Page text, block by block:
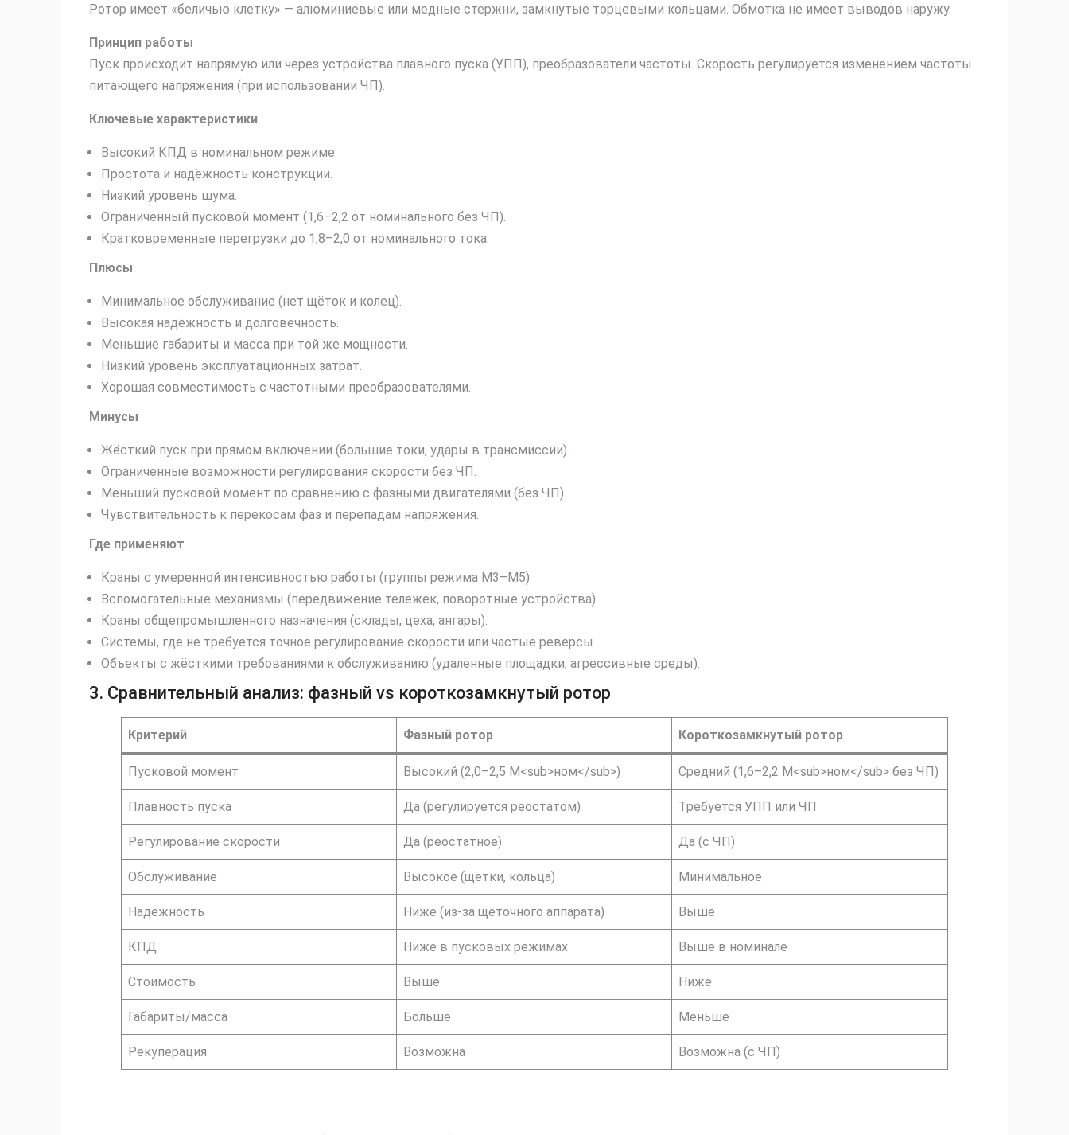
Ротор имеет «беличью клетку» — алюминиевые или медные стержни, замкнутые торцевыми кольцами. Обмотка не имеет выводов наружу.
Принцип работы
Пуск происходит напрямую или через устройства плавного пуска (УПП), преобразователи частоты. Скорость регулируется изменением частоты
питающего напряжения (при использовании ЧП).
Ключевые характеристики
Высокий КПД в номинальном режиме.
Простота и надёжность конструкции.
Низкий уровень шума.
Ограниченный пусковой момент (1,6–2,2 от номинального без ЧП).
Кратковременные перегрузки до 1,8–2,0 от номинального тока.
Плюсы
Минимальное обслуживание (нет щёток и колец).
Высокая надёжность и долговечность.
Меньшие габариты и масса при той же мощности.
Низкий уровень эксплуатационных затрат.
Хорошая совместимость с частотными преобразователями.
Минусы
Жёсткий пуск при прямом включении (большие токи, удары в трансмиссии).
Ограниченные возможности регулирования скорости без ЧП.
Меньший пусковой момент по сравнению с фазными двигателями (без ЧП).
Чувствительность к перекосам фаз и перепадам напряжения.
Где применяют
Краны с умеренной интенсивностью работы (группы режима M3–M5).
Вспомогательные механизмы (передвижение тележек, поворотные устройства).
Краны общепромышленного назначения (склады, цеха, ангары).
Системы, где не требуется точное регулирование скорости или частые реверсы.
Объекты с жёсткими требованиями к обслуживанию (удалённые площадки, агрессивные среды).
3. Сравнительный анализ: фазный vs короткозамкнутый ротор
Критерий Фазный ротор Короткозамкнутый ротор
Пусковой момент Высокий (2,0–2,5 M<sub>ном</sub>) Средний (1,6–2,2 M<sub>ном</sub> без ЧП)
Плавность пуска Да (регулируется реостатом) Требуется УПП или ЧП
Регулирование скорости Да (реостатное) Да (с ЧП)
Обслуживание Высокое (щётки, кольца) Минимальное
Надёжность Ниже (из‑за щёточного аппарата) Выше
КПД Ниже в пусковых режимах Выше в номинале
Стоимость Выше Ниже
Габариты/масса Больше Меньше
Рекуперация Возможна Возможна (с ЧП)